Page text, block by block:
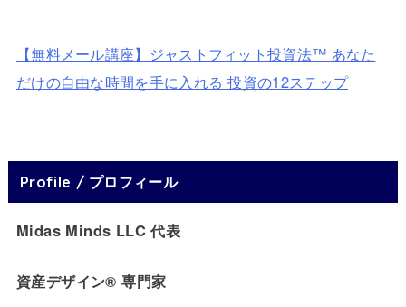
【無料メール講座】ジャストフィット投資法™ あなた
だけの自由な時間を手に入れる 投資の12ステップ
Profile / プロフィール
Midas Minds LLC 代表
資産デザイン® 専門家